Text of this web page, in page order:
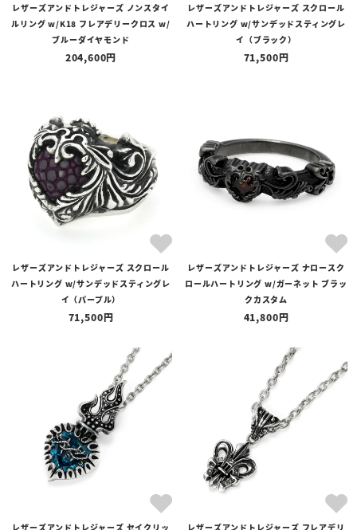
レザーズアンドトレジャーズ ノンスタイ
ルリング w/K18 フレアデリークロス w/
ブルーダイヤモンド
204,600
レザーズアンドトレジャーズ スクロール
ハートリング w/サンデッドスティングレ
イ（ブラック）
71,500
レザーズアンドトレジャーズ スクロール
ハートリング w/サンデッドスティングレ
イ（パープル）
71,500
レザーズアンドトレジャーズ ナロースク
ロールハートリング w/ガーネット ブラッ
クカスタム
41,800
レザーズアンドトレジャーズ セイクリッ レザーズアンドトレジャーズ フレアデリ